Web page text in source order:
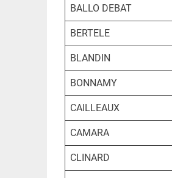
BALLO DEBAT
BERTELE
BLANDIN
BONNAMY
CAILLEAUX
CAMARA
CLINARD